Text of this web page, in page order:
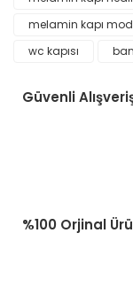
melamin kapı
wc kapısı
Güvenli
%100 Orjinal